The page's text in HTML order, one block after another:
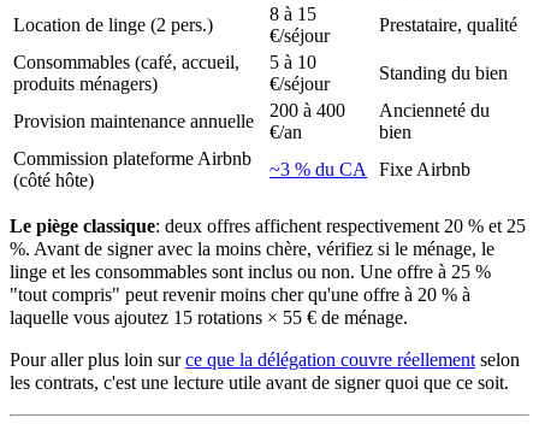
Location de linge (2 pers.)
8 à 15
€/séjour
Prestataire, qualité
Consommables (café, accueil,
produits ménagers)
5 à 10
€/séjour
Standing du bien
Provision maintenance annuelle
200 à 400
€/an
Ancienneté du
bien
Commission plateforme Airbnb
(côté hôte)
~3 % du CA Fixe Airbnb
Le piège classique: deux offres affichent respectivement 20 % et 25
%. Avant de signer avec la moins chère, vérifiez si le ménage, le
linge et les consommables sont inclus ou non. Une offre à 25 %
"tout compris" peut revenir moins cher qu'une offre à 20 % à
laquelle vous ajoutez 15 rotations × 55 € de ménage.
Pour aller plus loin surce que la délégation couvre réellementselon
les contrats, c'est une lecture utile avant de signer quoi que ce soit.